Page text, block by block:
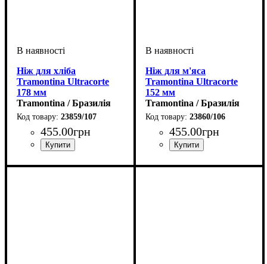
Ніж для хліба
Tramontina Ultracorte
178 мм
Tramontina / Бразилія
23859/107
455.00грн
Ніж для м'яса
Tramontina Ultracorte
152 мм
Tramontina / Бразилія
23860/106
455.00грн